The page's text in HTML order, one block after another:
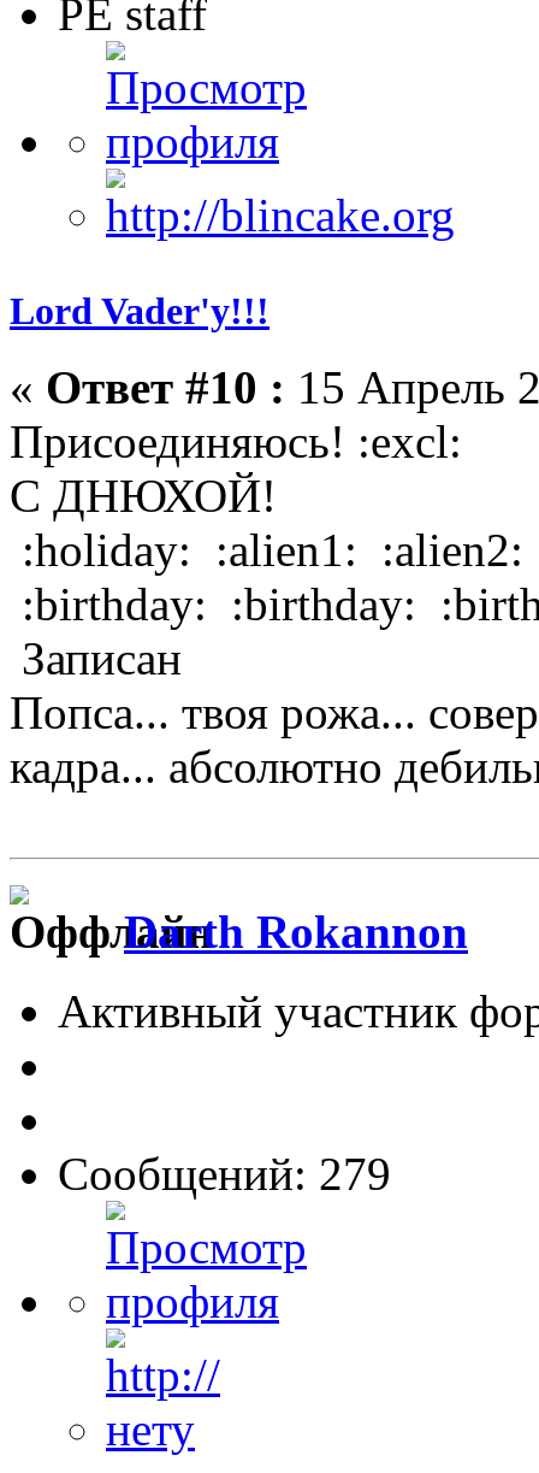
PE staff
Lord Vader'у!!!
« Ответ #10 : 15 Апрель
Присоединяюсь! :excl:
С ДНЮХОЙ!
:holiday: :alien1:
:birthday: :birthday:
Записан
Попса... твоя рожа...
кадра... абсолютно
Darth Rokannon
Активный участник
Сообщений: 279